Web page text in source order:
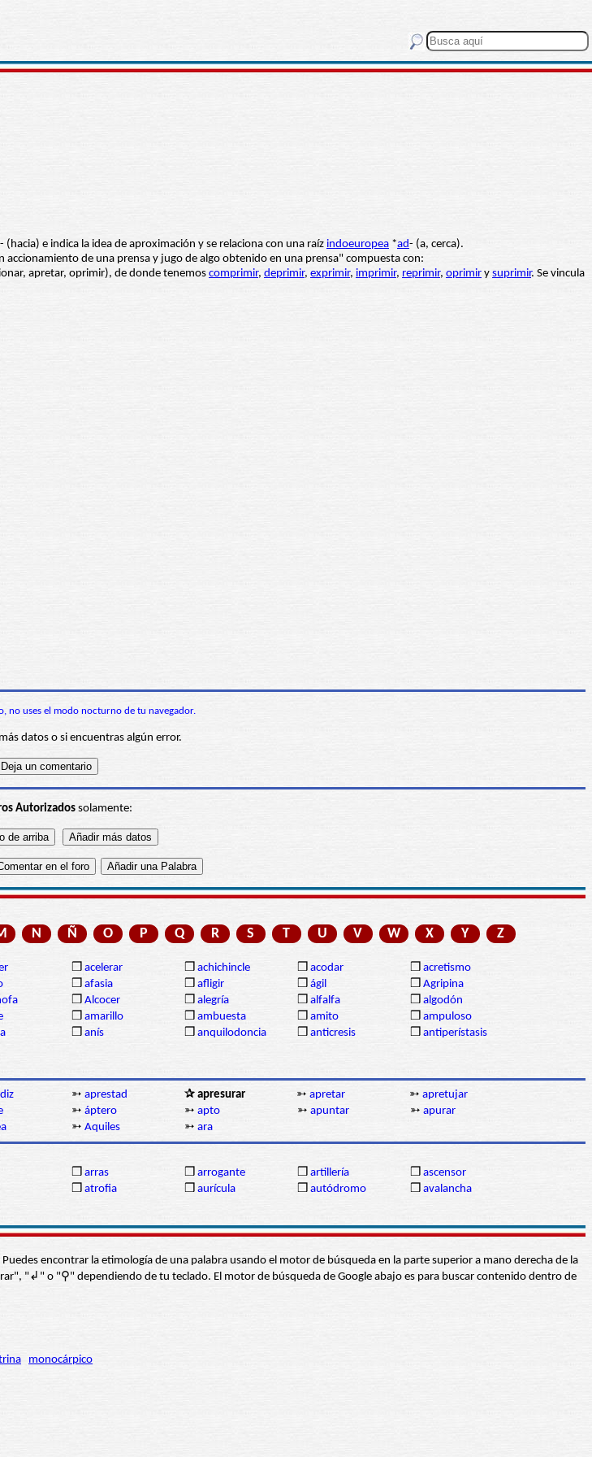
(hacia) e indica la idea de aproximación y se relaciona con una raíz indoeuropea *ad- (a, cerca).
accionamiento de una prensa y jugo de algo obtenido en una prensa" compuesta con:
apretar, oprimir), de donde tenemoscomprimir, deprimir, exprimir, imprimir, reprimir, oprimir y suprimir. Se vincula
no uses el modo nocturno de tu navegador.
datos o si encuentras algún error.
Autorizadossolamente:
N Ñ O P Q R S T U V W X Y Z
❒ acelerar ❒ achichincle ❒ acodar ❒ acretismo
❒ afasia ❒ afligir ❒ ágil ❒ Agripina
❒ Alcocer ❒ alegría ❒ alfalfa ❒ algodón
❒ amarillo ❒ ambuesta ❒ amito ❒ ampuloso
❒ anís ❒ anquilodoncia ❒ anticresis ❒ antiperístasis
➳ aprestad ✰ apresurar ➳ apretar ➳ apretujar
➳ áptero ➳ apto ➳ apuntar ➳ apurar
➳ Aquiles ➳ ara
❒ arras ❒ arrogante ❒ artillería ❒ ascensor
❒ atrofia ❒ aurícula ❒ autódromo ❒ avalancha
encontrar la etimología de una palabra usando el motor de búsqueda en la parte superior a mano derecha de la
"↲" o "⚲" dependiendo de tu teclado. El motor de búsqueda de Google abajo es para buscar contenido dentro de
monocárpico